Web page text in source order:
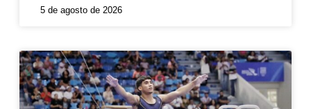
5 de agosto de 2026